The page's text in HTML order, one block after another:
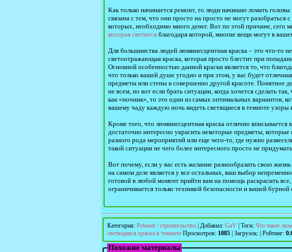
Как только начинается ремонт, то люди начинаю ломать
связана с тем, что они просто на просто не могут
которых, необходимо много денег. Вот по этой причине, сего
которая светится благодаря которой, многие вещи могут в
Для большинства людей люминесцентная краска – это что-то
светоотражающая краска, которая просто блестит при
Основной особенностью данной краски является то, что
что только вашей душе угодно и при этом, у вас будет
предметы или стены в совершенно другой красоте. Понятное
не всем, но вот если брать ситуации, когда хочется сделать
как «ночник», то это один из самых оптимальных вариантов,
вашему чаду каждую ночь видеть светящиеся в темноте узоры
Кроме того, что люминесцентная краска отлично
достаточно интересно украсить некоторые предметы,
разного рода мероприятий или еще чего-то, где нужно
такой ситуации не чего более интересного просто не
Вот почему, если у вас есть желание разнообразить свою
на самом деле является у все остальных, ваш выбор
готовой в любой момент прийти вам на помощь раскрасить
ограничивается только техникой безопасности и вашей бурной
Категория: Ремонт / строительство Добавил: GaV Теги: Что такое
светящаяся краска в темноте Просмотров: 1085 Загрузок: Рейтинг:
Похожие материалы